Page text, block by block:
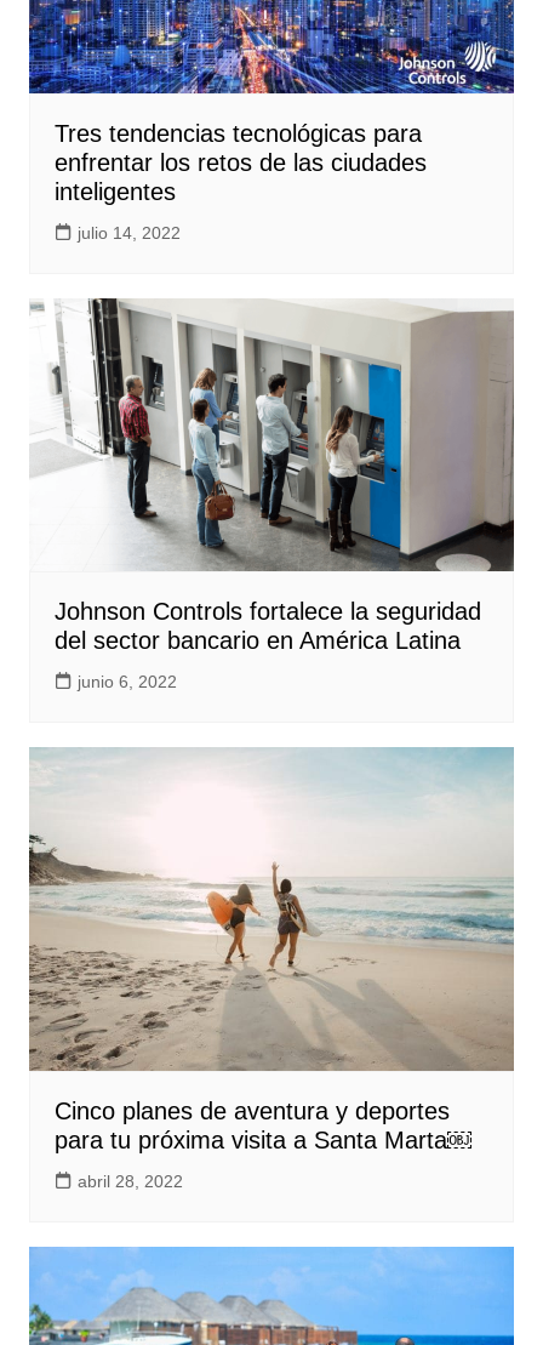
Tres tendencias tecnológicas para
enfrentar los retos de las ciudades
inteligentes
julio 14, 2022
Johnson Controls fortalece la seguridad
del sector bancario en América Latina
junio 6, 2022
Cinco planes de aventura y deportes
para tu próxima visita a Santa Marta￼
abril 28, 2022